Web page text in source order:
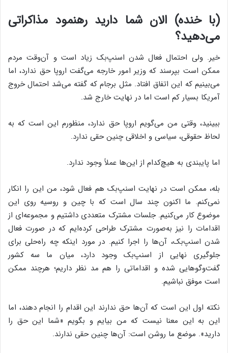
(با خنده) الان شما دارید رهنمود مذاکراتی
می‌دهید؟
خیر. ولی احتمال فعال شدن اسنپ‌بک زیاد است و آن‌وقت مردم
ممکن است بپرسند که وزیر امور خارجه می‌گفت اروپا حق ندارد، اما
می‌بینیم که این اتفاق افتاد. مثل برجام که گفته می‌شد احتمال خروج
آمریکا بسیار کم است اما در نهایت خارج شد.
ببینید، وقتی من می‌گویم اروپا حق ندارد، منظورم این است که به
لحاظ حقوقی، سیاسی و اخلاقی چنین حقی ندارد.
اما پایبندی به هیچ‌کدام از این‌ها عملاً وجود ندارد.
بله، ممکن است در نهایت اسنپ‌بک هم فعال شود، من این را انکار
نمی‌کنم. ما اکنون چند سال است که با چین و روسیه روی این
موضوع کار می‌کنیم. جلسات مشترک متعددی داشتیم و مجموعه‌ای از
اقدامات را نیز به‌صورت مشترک طراحی کرده‌ایم که در صورت فعال
شدن اسنپ‌بک، آن‌ها را اجرا کنیم. در مورد اینکه چه راه‌حلی برای
جلوگیری نهایی از اسنپ‌بک وجود دارد، میان ما سه کشور
گفت‌وگوهایی شده و اقداماتی را هم مد نظر داریم؛ هرچند ممکن
است موفق نباشیم.
نکته اول این است که آن‌ها حق ندارند این اقدام را انجام دهند، اما
این به این معنا نیست که من بیایم و بگویم «شما این حق را
دارید». موضع ما روشن است: آن‌ها چنین حقی ندارند.